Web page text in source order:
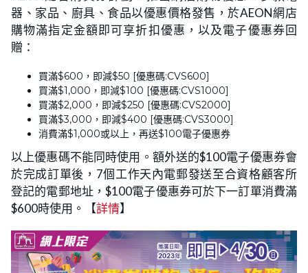
器、家品、廚具、食品以優惠價格發售，於AEON網店
購物滿指定金額即可享折扣優惠，以及電子優惠券回
贈：
買滿$600，即減$50 [優惠碼:CVS600]
買滿$1,000，即減$100 [優惠碼:CVS1000]
買滿$2,000，即減$250 [優惠碼:CVS2000]
買滿$3,000，即減$400 [優惠碼:CVS3000]
消費滿$1,000或以上，再送$100電子優惠券
以上優惠碼不能同時使用。額外送的$100電子優惠券會
於完成訂單後，7個工作天內電郵發送至合資格顧客所
登記的電郵地址，$100電子優惠券可於下一訂單消費滿
$600時使用。【詳情】